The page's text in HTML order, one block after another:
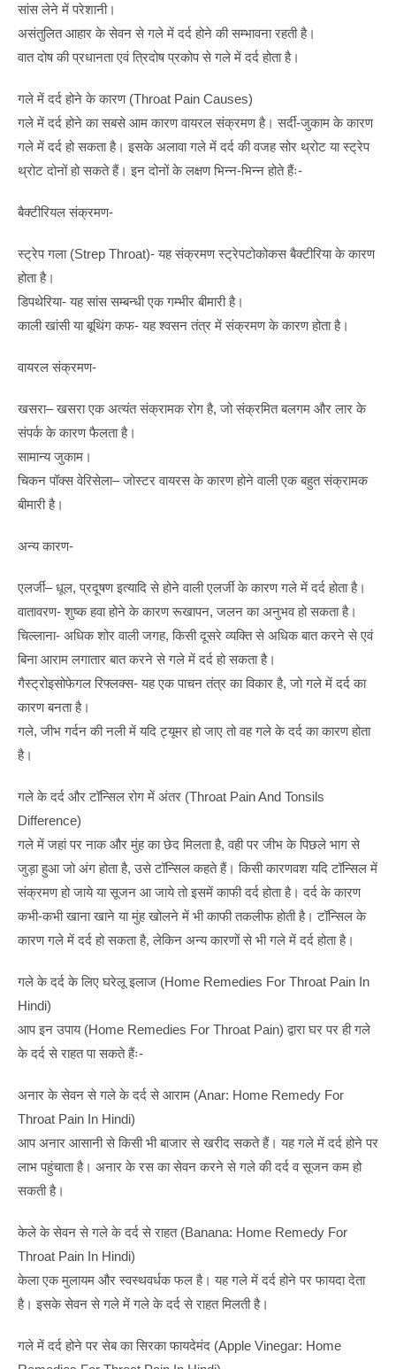
सांस लेने में परेशानी।
असंतुलित आहार के सेवन से गले में दर्द होने की सम्भावना रहती है।
वात दोष की प्रधानता एवं त्रिदोष प्रकोप से गले में दर्द होता है।
गले में दर्द होने के कारण (Throat Pain Causes)
गले में दर्द होने का सबसे आम कारण वायरल संक्रमण है। सर्दी-जुकाम के कारण
गले में दर्द हो सकता है। इसके अलावा गले में दर्द की वजह सोर थ्रोट या स्ट्रेप
थ्रोट दोनों हो सकते हैं। इन दोनों के लक्षण भिन्न-भिन्न होते हैंः-
बैक्टीरियल संक्रमण-
स्ट्रेप गला (Strep Throat)- यह संक्रमण स्ट्रेपटोकोकस बैक्टीरिया के कारण
होता है।
डिपथेरिया- यह सांस सम्बन्धी एक गम्भीर बीमारी है।
काली खांसी या बूथिंग कफ- यह श्वसन तंत्र में संक्रमण के कारण होता है।
वायरल संक्रमण-
खसरा– खसरा एक अत्यंत संक्रामक रोग है, जो संक्रमित बलगम और लार के
संपर्क के कारण फैलता है।
सामान्य जुकाम।
चिकन पॉक्स वेरिसेला– जोस्टर वायरस के कारण होने वाली एक बहुत संक्रामक
बीमारी है।
अन्य कारण-
एलर्जी– धूल, प्रदूषण इत्यादि से होने वाली एलर्जी के कारण गले में दर्द होता है।
वातावरण- शुष्क हवा होने के कारण रूखापन, जलन का अनुभव हो सकता है।
चिल्लाना- अधिक शोर वाली जगह, किसी दूसरे व्यक्ति से अधिक बात करने से एवं
बिना आराम लगातार बात करने से गले में दर्द हो सकता है।
गैस्ट्रोइसोफेगल रिफ्लक्स- यह एक पाचन तंत्र का विकार है, जो गले में दर्द का
कारण बनता है।
गले, जीभ गर्दन की नली में यदि ट्यूमर हो जाए तो वह गले के दर्द का कारण होता
है।
गले के दर्द और टॉन्सिल रोग में अंतर (Throat Pain And Tonsils
Difference)
गले में जहां पर नाक और मुंह का छेद मिलता है, वही पर जीभ के पिछले भाग से
जुड़ा हुआ जो अंग होता है, उसे टॉन्सिल कहते हैं। किसी कारणवश यदि टॉन्सिल में
संक्रमण हो जाये या सूजन आ जाये तो इसमें काफी दर्द होता है। दर्द के कारण
कभी-कभी खाना खाने या मुंह खोलने में भी काफी तकलीफ होती है। टॉन्सिल के
कारण गले में दर्द हो सकता है, लेकिन अन्य कारणों से भी गले में दर्द होता है।
गले के दर्द के लिए घरेलू इलाज (Home Remedies For Throat Pain In
Hindi)
आप इन उपाय (Home Remedies For Throat Pain) द्वारा घर पर ही गले
के दर्द से राहत पा सकते हैंः-
अनार के सेवन से गले के दर्द से आराम (Anar: Home Remedy For
Throat Pain In Hindi)
आप अनार आसानी से किसी भी बाजार से खरीद सकते हैं। यह गले में दर्द होने पर
लाभ पहुंचाता है। अनार के रस का सेवन करने से गले की दर्द व सूजन कम हो
सकती है।
केले के सेवन से गले के दर्द से राहत (Banana: Home Remedy For
Throat Pain In Hindi)
केला एक मुलायम और स्वस्थवर्धक फल है। यह गले में दर्द होने पर फायदा देता
है। इसके सेवन से गले में गले के दर्द से राहत मिलती है।
गले में दर्द होने पर सेब का सिरका फायदेमंद (Apple Vinegar: Home